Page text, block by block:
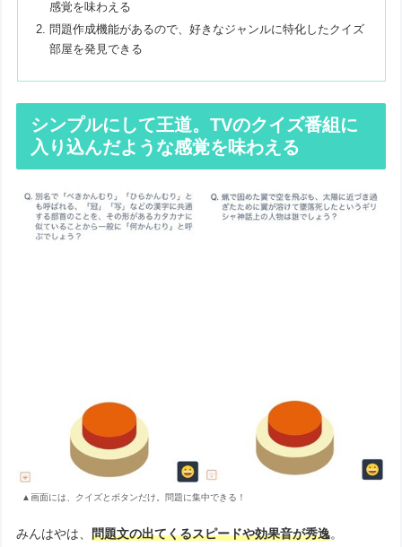
感覚を味わえる
問題作成機能があるので、好きなジャンルに特化したクイズ
部屋を発見できる
シンプルにして王道。TVのクイズ番組に
入り込んだような感覚を味わえる
▲画面には、クイズとボタンだけ。問題に集中できる！
みんはやは、問題文の出てくるスピードや効果音が秀逸。